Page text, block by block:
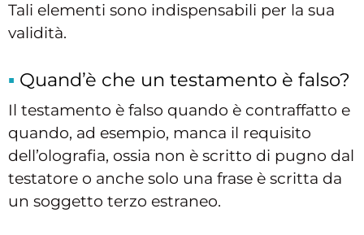
Tali elementi sono indispensabili per la sua
validità.
Quand’è che un testamento è falso?
Il testamento è falso quando è contraffatto e
quando, ad esempio, manca il requisito
dell’olografia, ossia non è scritto di pugno dal
testatore o anche solo una frase è scritta da
un soggetto terzo estraneo.